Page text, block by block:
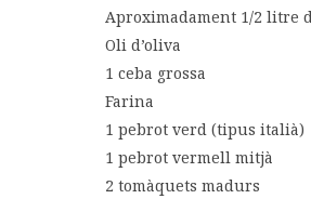
Aproximadament 1/2 litre
Oli d’oliva
1 ceba grossa
Farina
1 pebrot verd (tipus italià)
1 pebrot vermell mitjà
2 tomàquets madurs